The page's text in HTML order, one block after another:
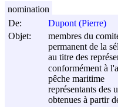
De:
Dupont (Pierre)
Objet:
membres du
permanent de la
au titre des
conformément à
pêche maritime
représentants des
obtenues à partir
nomination